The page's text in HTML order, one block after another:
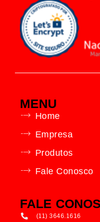
MENU
Home
Empresa
Produtos
Fale Conosco
FALE
(11) 3646.1616